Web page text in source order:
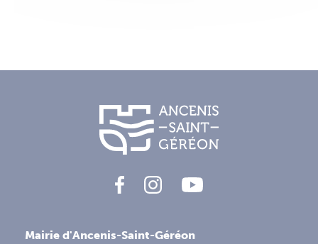
Mairie d'Ancenis-Saint-Géréon